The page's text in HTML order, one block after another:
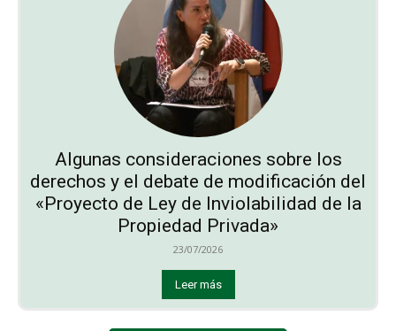
Algunas consideraciones sobre los
derechos y el debate de modificación del
«Proyecto de Ley de Inviolabilidad de la
Propiedad Privada»
23/07/2026
Leer más